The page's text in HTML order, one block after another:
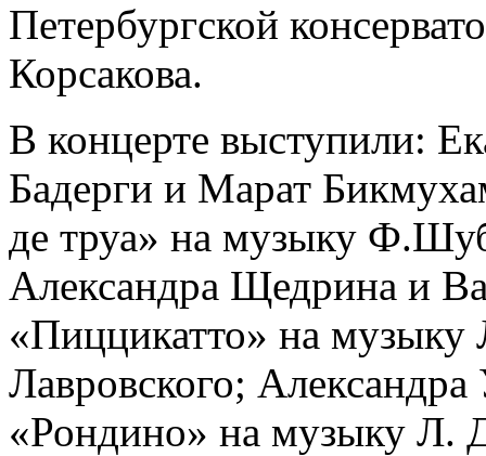
Петербургской
Корсакова.
В концерте выступили:
Бадерги и Марат
де труа» на музыку
Александра Щедрина и
«Пиццикатто» на
Лавровского; Александра
«Рондино» на музыку Л.